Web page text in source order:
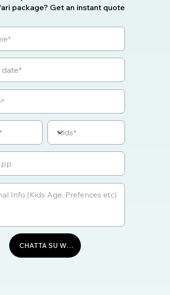
package? Get an instant quote
CHATTA SU WHATSAPP